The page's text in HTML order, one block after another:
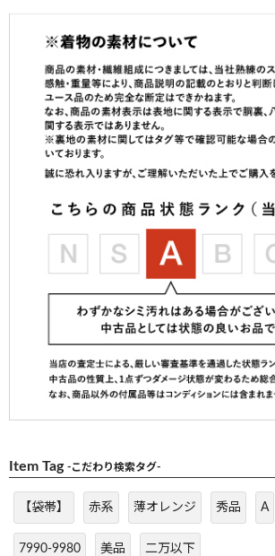
Item Tag -こだわり検索タグ-
【袋帯】 赤系 薄オレンジ 秀品 A
7990-9980 美品 二万以下